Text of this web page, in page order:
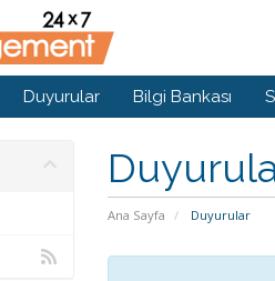
Duyurular Bilgi Bankası
Ana Sayfa Duyurular